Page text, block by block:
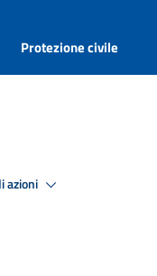
Protezione civile
azioni